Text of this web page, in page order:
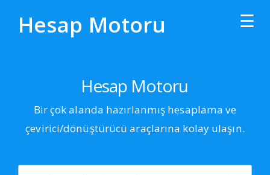
Hesap Motoru ☰
Hesap Motoru
Bir çok alanda hazırlanmış hesaplama ve
çevirici/dönüştürücü araçlarına kolay ulaşın.
The latest tutorials sent straight to your inbox.